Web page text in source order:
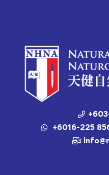
+6016-225